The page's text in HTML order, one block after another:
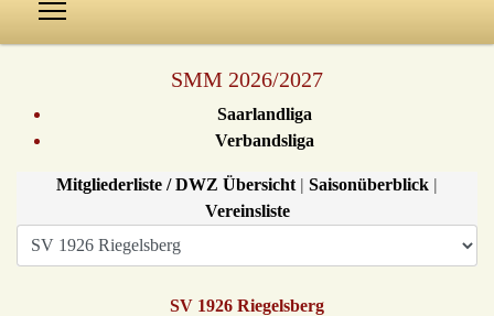
SMM 2026/2027
Saarlandliga
Verbandsliga
Mitgliederliste / DWZ Übersicht | Saisonüberblick |
Vereinsliste
SV 1926 Riegelsberg